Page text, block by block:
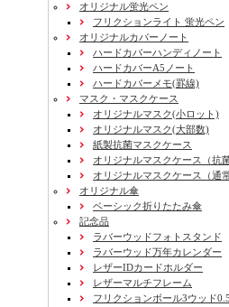
オリジナル蛍光ペン
フリクションライト 蛍光ペン
オリジナルカバーノート
ハードカバーハンディノート
ハードカバーA5ノート
ハードカバーメモ(罫線)
マスク・マスクケース
オリジナルマスク(小ロット)
オリジナルマスク(大部数)
紙製抗菌マスクケース
オリジナルマスクケース（抗
オリジナルマスクケース（通
オリジナル傘
ベーシック折りたたみ傘
記念品
ラバーウッドフォトスタンド
ラバーウッド万年カレンダー
レザーIDカードホルダー
レザーマルチフレーム
フリクションボール3ウッド